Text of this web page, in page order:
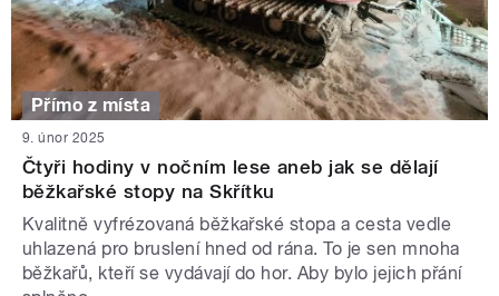
Přímo z místa
9. únor 2025
Čtyři hodiny v nočním lese aneb jak se dělají
běžkařské stopy na Skřítku
Kvalitně vyfrézovaná běžkařské stopa a cesta vedle
uhlazená pro bruslení hned od rána. To je sen mnoha
běžkařů, kteří se vydávají do hor. Aby bylo jejich přání